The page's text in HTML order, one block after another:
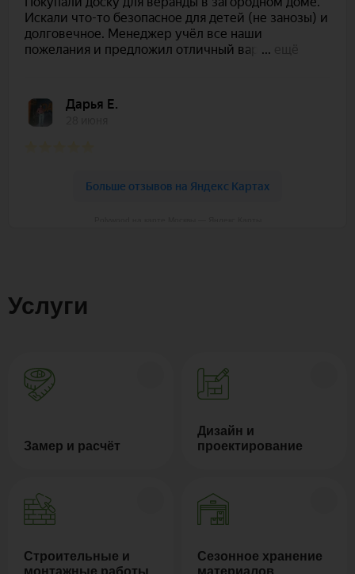
Услуги
Замер и расчёт
Дизайн и
проектирование
Строительные и
монтажные работы
Сезонное хранение
материалов